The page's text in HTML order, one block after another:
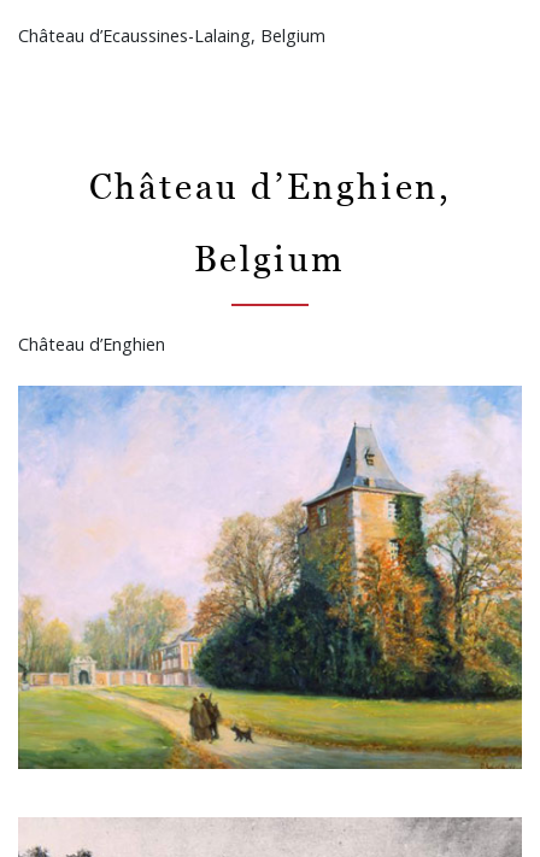
Château d’Ecaussines-Lalaing, Belgium
Château d’Enghien,
Belgium
Château d’Enghien